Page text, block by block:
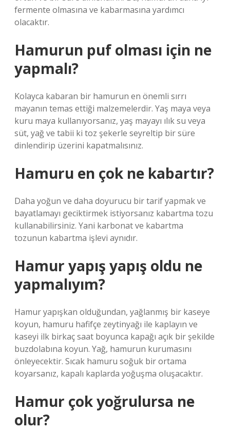
fermente olmasına ve kabarmasına yardımcı
olacaktır.
Hamurun puf olması için ne
yapmalı?
Kolayca kabaran bir hamurun en önemli sırrı
mayanın temas ettiği malzemelerdir. Yaş maya veya
kuru maya kullanıyorsanız, yaş mayayı ılık su veya
süt, yağ ve tabii ki toz şekerle seyreltip bir süre
dinlendirip üzerini kapatmalısınız.
Hamuru en çok ne kabartır?
Daha yoğun ve daha doyurucu bir tarif yapmak ve
bayatlamayı geciktirmek istiyorsanız kabartma tozu
kullanabilirsiniz. Yani karbonat ve kabartma
tozunun kabartma işlevi aynıdır.
Hamur yapış yapış oldu ne
yapmalıyım?
Hamur yapışkan olduğundan, yağlanmış bir kaseye
koyun, hamuru hafifçe zeytinyağı ile kaplayın ve
kaseyi ilk birkaç saat boyunca kapağı açık bir şekilde
buzdolabına koyun. Yağ, hamurun kurumasını
önleyecektir. Sıcak hamuru soğuk bir ortama
koyarsanız, kapalı kaplarda yoğuşma oluşacaktır.
Hamur çok yoğrulursa ne
olur?